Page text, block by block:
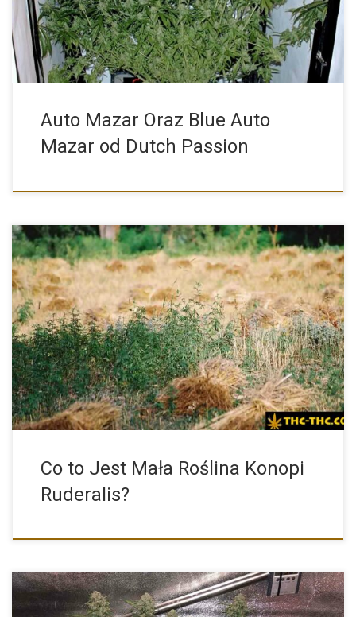
Auto Mazar Oraz Blue Auto
Mazar od Dutch Passion
Marihuana to susz, który jest wytworzony z rośliny konopi, która
od wieków była używana przez ludzi w celach medycznych i […]
Co to Jest Mała Roślina Konopi
Ruderalis?